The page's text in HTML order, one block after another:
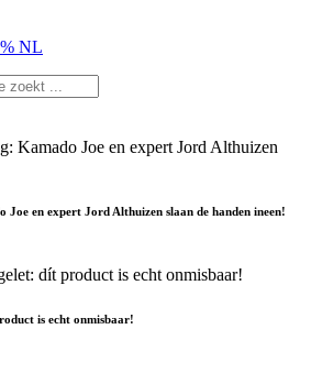
NL
Joe en expert Jord Althuizen slaan de handen ineen!
is echt onmisbaar!